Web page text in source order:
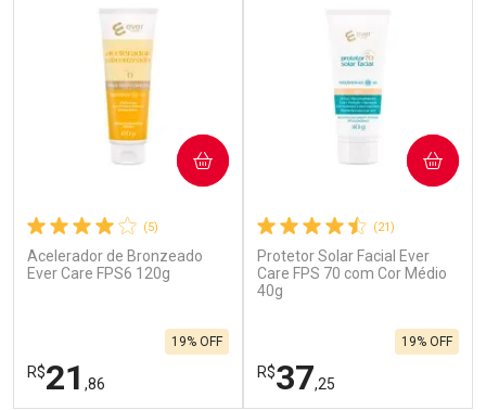
(5)
Acelerador de Bronzeado
Ever Care FPS6 120g
R$21 ,86
19% OFF
COMPRAR
(21)
Protetor Solar Facial Ever
Care FPS 70 com Cor Médio
40g
R$37,25
19% OFF
COMPRAR